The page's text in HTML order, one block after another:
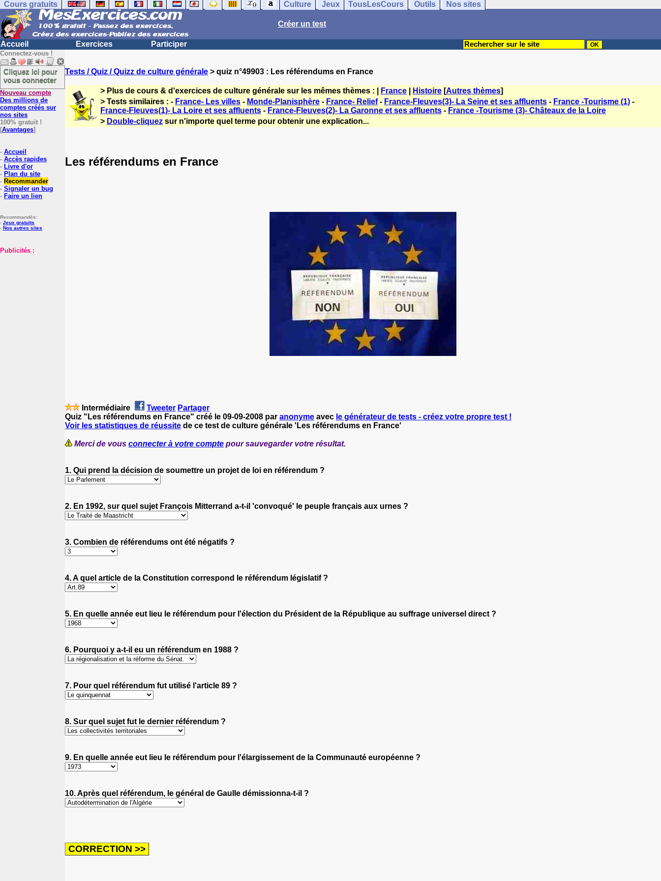
Cours gratuits Culture Jeux TousLesCours Outils Nos sites
Créer un test
Accueil Exercices Participer
Connectez-vous !
Cliquez ici pour
vous connecter
Nouveau compte
Des millions de
comptes créés sur
nos sites
100% gratuit !
[Avantages]
- Accueil
- Accès rapides
- Livre d'or
- Plan du site
- Recommander
- Signaler un bug
- Faire un lien
Recommandés:
- Jeux gratuits
- Nos autres sites
Publicités :
Tests / Quiz / Quizz de culture générale > quiz n°49903 : Les référendums en France
> Plus de cours & d'exercices de culture générale sur les mêmes thèmes : | France Histoire [Autres thèmes]
> Tests similaires : - France- Les villes - Monde-Planisphère - France- Relief- France-Fleuves(3)- La Seine et ses affluents - France -Tourisme (1) -
France-Fleuves(1)- La Loire et ses affluents - France-Fleuves(2)- La Garonne et ses affluents - France -Tourisme (3)- Châteaux de la Loire
> Double-cliquez sur n'importe quel terme pour obtenir une explication...
Les référendums en France
Intermédiaire Tweeter Partager
Quiz "Les référendums en France" créé le 09-09-2008 par anonyme avec le générateur de tests - créez votre propre test !
Voir les statistiques de réussite de ce test de culture générale 'Les référendums en France'
Merci de vous connecter à votre compte pour sauvegarder votre résultat.
1. Qui prend la décision de soumettre un projet de loi en référendum ?
2. En 1992, sur quel sujet François Mitterrand a-t-il 'convoqué' le peuple français aux urnes ?
3. Combien de référendums ont été négatifs ?
4. A quel article de la Constitution correspond le référendum législatif ?
5. En quelle année eut lieu le référendum pour l'élection du Président de la République au suffrage universel direct ?
6. Pourquoi y a-t-il eu un référendum en 1988 ?
7. Pour quel référendum fut utilisé l'article 89 ?
8. Sur quel sujet fut le dernier référendum ?
9. En quelle année eut lieu le référendum pour l'élargissement de la Communauté européenne ?
10. Après quel référendum, le général de Gaulle démissionna-t-il ?